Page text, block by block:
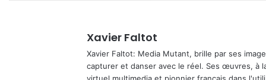
Xavier Faltot
Xavier Faltot: Media Mutant, brille par ses
capturer et danser avec le réel. Ses œuvres, à
virtuel multimedia et pionnier français dans